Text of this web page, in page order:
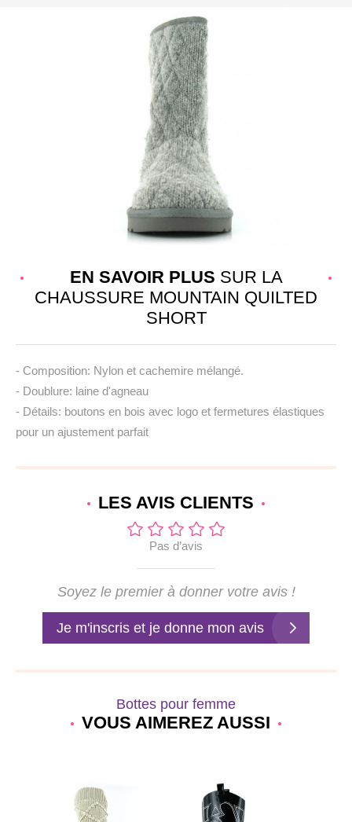
EN SAVOIR PLUS SUR LA
CHAUSSURE MOUNTAIN QUILTED
SHORT
- Composition: Nylon et cachemire mélangé.
- Doublure: laine d'agneau
- Détails: boutons en bois avec logo et fermetures élastiques
pour un ajustement parfait
LES AVIS CLIENTS
Pas d’avis
Soyez le premier à donner votre avis !
Je m'inscris et je donne mon avis
Bottes pour femme
VOUS AIMEREZ AUSSI